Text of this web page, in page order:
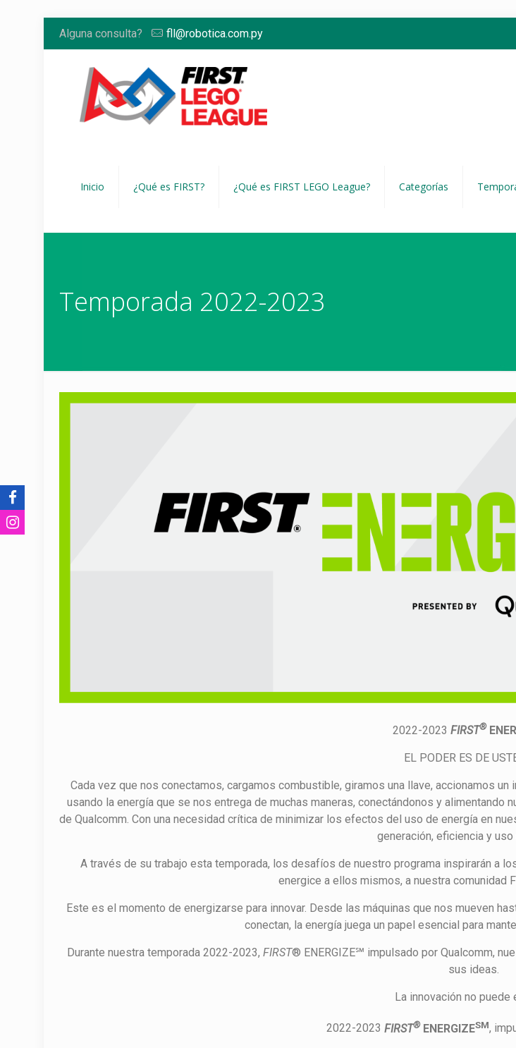
Alguna consulta? fll@robotica.com.py
Inicio ¿Qué es FIRST? ¿Qué es FIRST LEGO League? Categorías
Temporada 2022-2023
2022-2023 FIRST®
EL PODER ES DE
Cada vez que nos conectamos, cargamos combustible, giramos una llave, accionamos
usando la energía que se nos entrega de muchas maneras, conectándonos y
de Qualcomm. Con una necesidad crítica de minimizar los efectos del uso de energía en
generación, eficiencia y uso
A través de su trabajo esta temporada, los desafíos de nuestro programa inspirarán a
energice a ellos mismos, a nuestra comunidad
Este es el momento de energizarse para innovar. Desde las máquinas que nos mueven
conectan, la energía juega un papel esencial para
Durante nuestra temporada 2022-2023, FIRST® ENERGIZE℠ impulsado por Qualcomm,
sus ideas.
La innovación no puede
2022-2023 FIRST®ENERGIZESM,